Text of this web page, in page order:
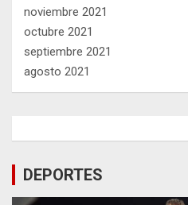
noviembre 2021
octubre 2021
septiembre 2021
agosto 2021
DEPORTES